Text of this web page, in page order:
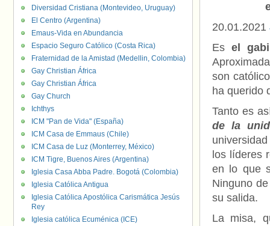
20.01.2021
Es el
son
ha querido
Tanto es
de la
los líderes
en lo que
Ninguno
su salida.
La misa,
Diversidad Cristiana (Montevideo, Uruguay)
El Centro (Argentina)
Emaus-Vida en Abundancia
Espacio Seguro Católico (Costa Rica)
Fraternidad de la Amistad (Medellin, Colombia)
Gay Christian África
Gay Christian África
Gay Church
Ichthys
ICM "Pan de Vida" (España)
ICM Casa de Emmaus (Chile)
ICM Casa de Luz (Monterrey, México)
ICM Tigre, Buenos Aires (Argentina)
Iglesia Casa Abba Padre. Bogotá (Colombia)
Iglesia Católica Antigua
Iglesia Católica Apostólica Carismática Jesús
Rey
Iglesia católica Ecuménica (ICE)